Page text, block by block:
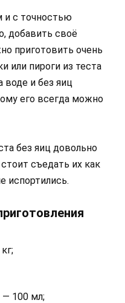
и с точностью
добавить своё
приготовить очень
или пироги из теста
воде и без яиц
его всегда можно
без яиц довольно
съедать их как
испортились.
— 100 мл;